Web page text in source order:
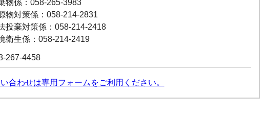
物係：058-265-3983
物対策係：058-214-2831
投棄対策係：058-214-2418
衛生係：058-214-2419
267-4458
合わせは専用フォームをご利用ください。